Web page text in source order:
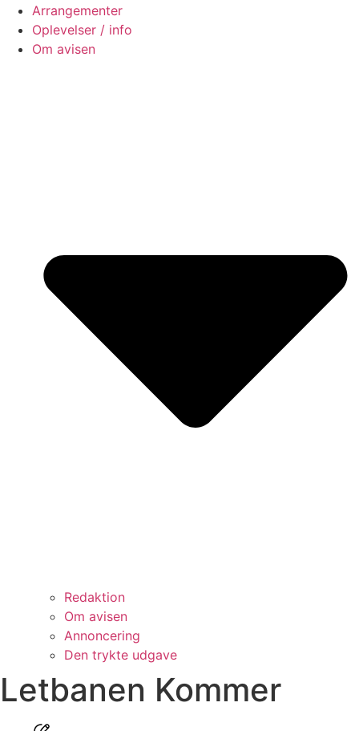
Arrangementer
Oplevelser / info
Om avisen
Redaktion
Om avisen
Annoncering
Den trykte udgave
Letbanen Kommer